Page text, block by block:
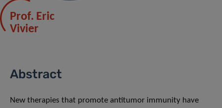
Prof. Eric
Vivier
Abstract
New therapies that promote antitumor immunity have